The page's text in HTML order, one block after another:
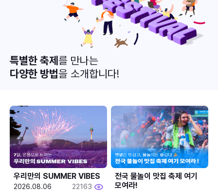
특별한 축제를 만나는
다양한 방법을 소개합니다!
우리만의 SUMMER VIBES
2026.08.06 22163
전국 물놀이 맛집 축제 여기
모여라!